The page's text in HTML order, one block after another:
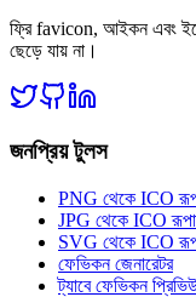
ফ্রি favicon, আইকন এবং
ছেড়ে যায় না।
জনপ্রিয় টুলস
PNG থেকে ICO
JPG থেকে ICO
SVG থেকে ICO
ফেভিকন জেনারেটর
ট্যাবে ফেভিকন